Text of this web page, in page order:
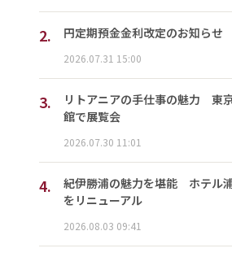
2. 円定期預金金利改定のお知らせ
2026.07.31 15:00
3.
リトアニアの手仕事の魅力 東
館で展覧会
2026.07.30 11:01
4.
紀伊勝浦の魅力を堪能 ホテル
をリニューアル
2026.08.03 09:41